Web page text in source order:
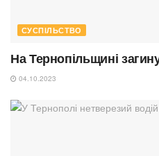
СУСПІЛЬСТВО
На Тернопільщині
04.10.2023